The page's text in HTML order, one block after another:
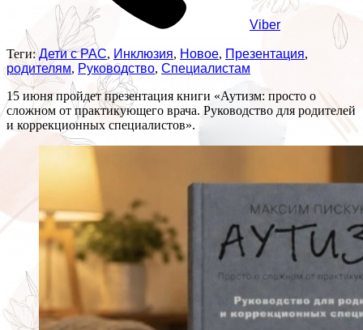
Viber
Теги:Дети с РАС, Инклюзия, Новое, Презентация,
родителям, Руководство, Специалистам
15 июня пройдет презентация книги «Аутизм: просто о
сложном от практикующего врача. Руководство для родителей
и коррекционных специалистов».